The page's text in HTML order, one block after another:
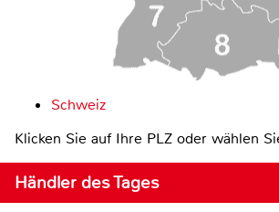
Schweiz
Klicken Sie auf Ihre PLZ oder wählen
Händler des Tages